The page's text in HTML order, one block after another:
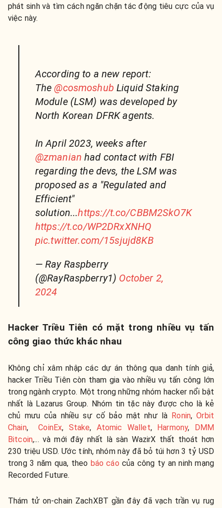
phát sinh và tìm cách ngăn chặn tác động tiêu cực của vụ
việc này.
According to a new report:
The@cosmoshub Liquid Staking
Module (LSM) was developed by
North Korean DFRK agents.
In April 2023, weeks after
@zmanian had contact with FBI
regarding the devs, the LSM was
proposed as a "Regulated and
Efficient"
solution...https://t.co/CBBM2SkO7K
https://t.co/WP2DRxXNHQ
pic.twitter.com/15sjujd8KB
— Ray Raspberry
(@RayRaspberry1) October 2,
2024
Hacker Triều Tiên có mặt trong nhiều vụ tấn
công giao thức khác nhau
Không chỉ xâm nhập các dự án thông qua danh tính giả,
hacker Triều Tiên còn tham gia vào nhiều vụ tấn công lớn
trong ngành crypto. Một trong những nhóm hacker nổi bật
nhất là Lazarus Group. Nhóm tin tặc này được cho là kẻ
chủ mưu của nhiều sự cố bảo mật như là Ronin,Orbit
Chain,CoinEx, Stake, Atomic Wallet, Harmony, DMM
Bitcoin,... và mới đây nhất là sàn WazirX thất thoát hơn
230 triệu USD.Ước tính, nhóm này đã bỏ túi hơn 3 tỷ USD
trong 3 năm qua, theo báo cáo của công ty an ninh mạng
Recorded Future.
Thám tử on-chain ZachXBT gần đây đã vạch trần vụ rug